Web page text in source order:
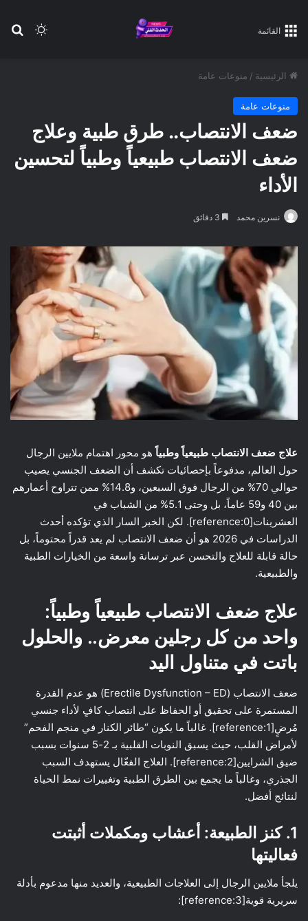
الوضع القائمة
الرئيسية / منوعات عامة
منوعات عامة
ضعف الانتصاب.. طرق طبية وعلاج
ضعف الانتصاب طبيعياً وطبياً لتحسين
الأداء
نسرين محمد
علاج ضعف الانتصاب طبيعياً وطبياًهو محور اهتمام ملايين الرجال
حول العالم، مدفوعاً بإحصائيات تكشف أن الضعف الجنسي يصيب
حوالي 70% من الرجال فوق السبعين، و14.8% ممن تتراوح أعمارهم
بين 40 و59 عاماً، بل وحتى 5.1% من الشباب في
العشرينات[reference:0]. لكن الخبر السار الذي تؤكده أحدث
الدراسات في 2026 هو أن ضعف الانتصاب لم يعد قدراً محتوماً، بل
حالة قابلة للعلاج والتحسن عبر ترسانة واسعة من الخيارات الطبية
والطبيعية.
علاج ضعف الانتصاب طبيعياً وطبياً:
واحد من كل رجلين معرض.. والحلول
باتت في متناول اليد
ضعف الانتصاب (Erectile Dysfunction – ED) هو عدم القدرة
المستمرة على تحقيق أو الحفاظ على انتصاب كافٍ لأداء جنسي
مُرضٍ[reference:1]. غالباً ما يكون “طائر الكنار في منجم الفحم”
لأمراض القلب، حيث يسبق النوبات القلبية بـ 2-5 سنوات بسبب
ضيق الشرايين[reference:2]. العلاج الفعّال يستهدف السبب
الجذري، وغالباً ما يجمع بين الطرق الطبية وتغييرات نمط الحياة
لنتائج أفضل.
1. كنز الطبيعة: أعشاب ومكملات أثبتت
فعاليتها
يلجأ ملايين الرجال إلى العلاجات الطبيعية، والعديد منها مدعوم بأدلة
سريرية قوية[reference:3]: